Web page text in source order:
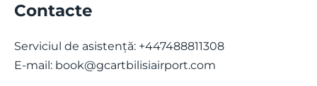
Contacte
Serviciul de asistență: +447488811308
E-mail: book@gcartbilisiairport.com